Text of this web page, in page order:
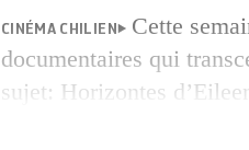
CINÉMA CHILIEN
Cette
documentaires qui
sujet: Horizontes